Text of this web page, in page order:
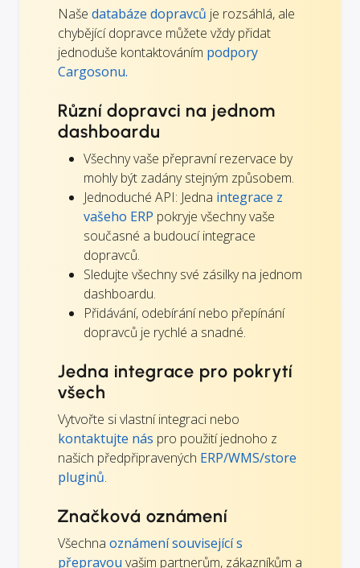
Naše databáze dopravců je rozsáhlá, ale
chybějící dopravce můžete vždy přidat
jednoduše kontaktováním podpory
Cargosonu.
Různí dopravci na jednom
dashboardu
Všechny vaše přepravní rezervace by
mohly být zadány stejným způsobem.
Jednoduché API: Jedna integrace z
vašeho ERP pokryje všechny vaše
současné a budoucí integrace
dopravců.
Sledujte všechny své zásilky na jednom
dashboardu.
Přidávání, odebírání nebo přepínání
dopravců je rychlé a snadné.
Jedna integrace pro pokrytí
všech
Vytvořte si vlastní integraci nebo
kontaktujte nás pro použití jednoho z
našich předpřipravených ERP/WMS/store
pluginů.
Značková oznámení
Všechna oznámení související s
přepravou vašim partnerům, zákazníkům a